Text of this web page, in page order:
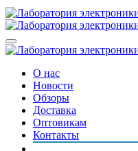
О нас
Новости
Обзоры
Доставка
Оптовикам
Контакты